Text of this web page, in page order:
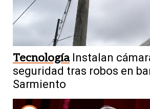
Tecnología Instalan
seguridad tras robos en
Sarmiento